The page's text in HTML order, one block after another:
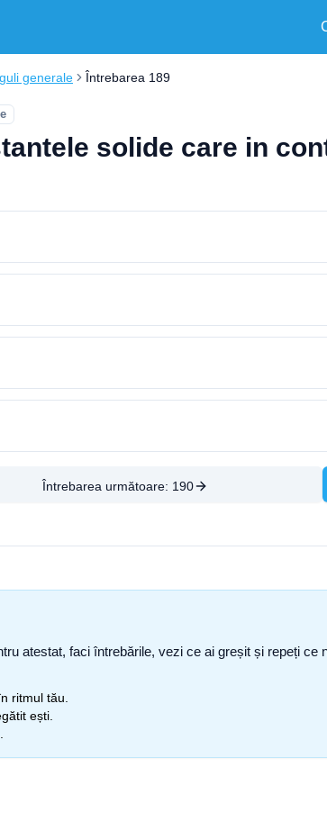
generale Întrebarea 189
solide care in
Întrebarea următoare: 190
atestat, faci întrebările, vezi ce ai greșit și repeți
ritmul tău.
ești.